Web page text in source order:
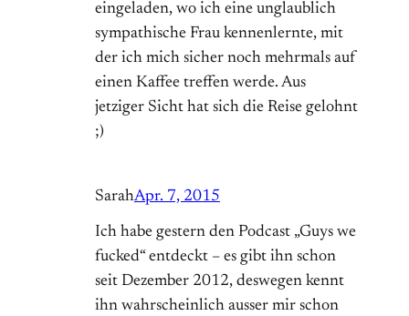
eingeladen, wo ich eine unglaublich
sympathische Frau kennenlernte, mit
der ich mich sicher noch mehrmals auf
einen Kaffee treffen werde. Aus
jetziger Sicht hat sich die Reise gelohnt
;)
SarahApr. 7, 2015
Ich habe gestern den Podcast „Guys we
fucked“ entdeckt – es gibt ihn schon
seit Dezember 2012, deswegen kennt
ihn wahrscheinlich ausser mir schon